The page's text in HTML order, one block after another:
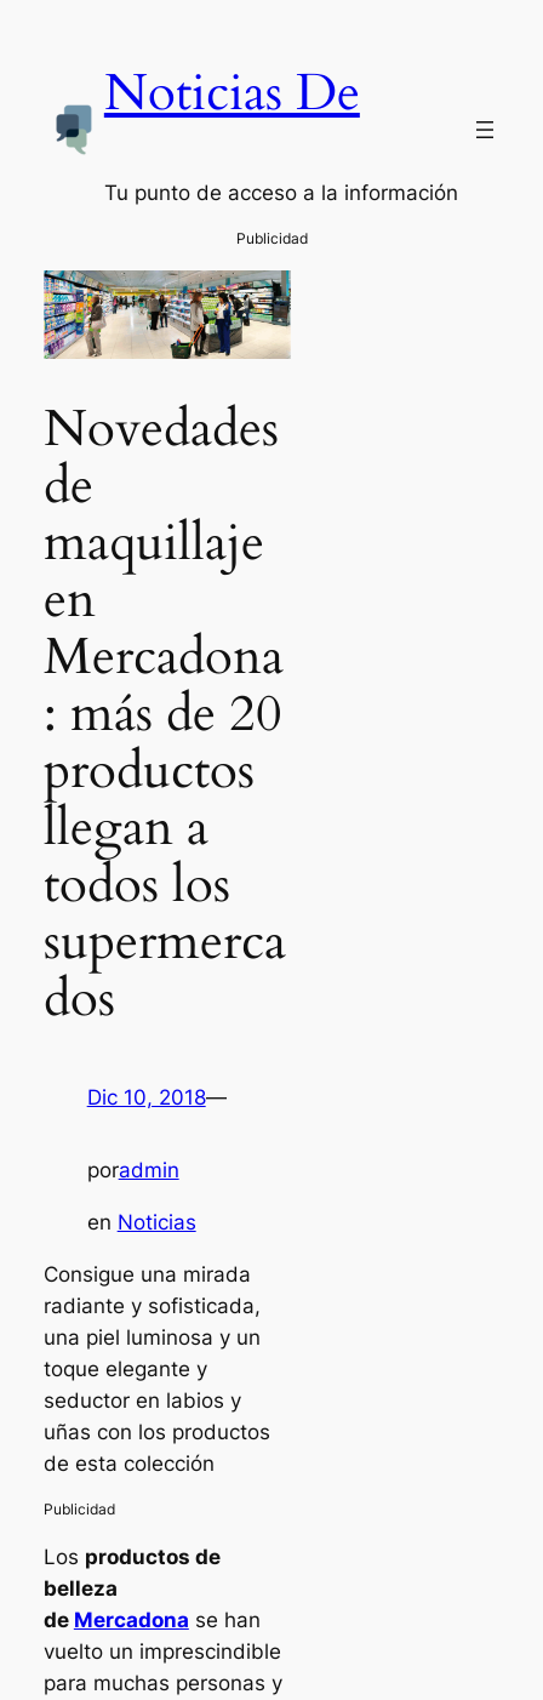
Noticias De
Tu punto de acceso a la información
Novedades
de
maquillaje
en
Mercadona
: más de 20
productos
llegan a
todos los
supermerca
dos
Dic 10, 2018—
poradmin
en Noticias
Consigue una mirada
radiante y sofisticada,
una piel luminosa y un
toque elegante y
seductor en labios y
uñas con los productos
de esta colección
Los productos de
belleza
de Mercadona se han
vuelto un imprescindible
para muchas personas y